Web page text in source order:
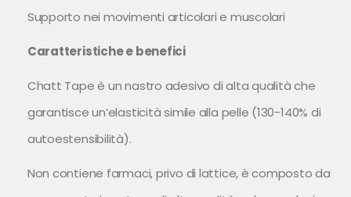
Supporto nei movimenti articolari e muscolari
Caratteristiche e benefici
Chatt Tape è un nastro adesivo di alta qualità che
garantisce un’elasticità simile alla pelle (130-140% di
autoestensibilità).
Non contiene farmaci, privo di lattice, è composto da